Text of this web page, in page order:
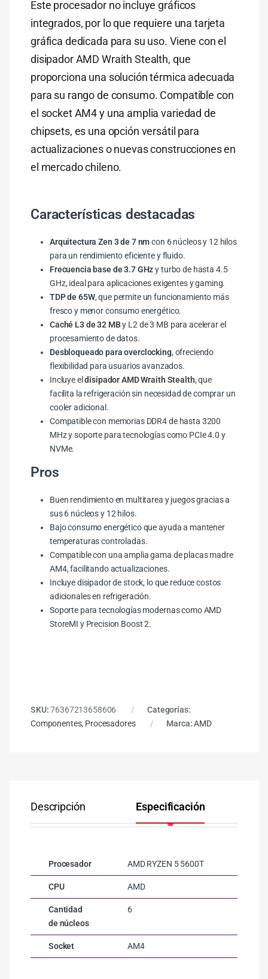
Este procesador no incluye gráficos
integrados, por lo que requiere una tarjeta
gráfica dedicada para su uso. Viene con el
disipador AMD Wraith Stealth, que
proporciona una solución térmica adecuada
para su rango de consumo. Compatible con
el socket AM4 y una amplia variedad de
chipsets, es una opción versátil para
actualizaciones o nuevas construcciones en
el mercado chileno.
Características destacadas
Arquitectura Zen 3 de 7 nmcon 6 núcleos y 12 hilos
para un rendimiento eficiente y fluido.
Frecuencia base de 3.7 GHzy turbo de hasta 4.5
GHz, ideal para aplicaciones exigentes y gaming.
TDP de 65W, que permite un funcionamiento más
fresco y menor consumo energético.
Caché L3 de 32 MBy L2 de 3 MB para acelerar el
procesamiento de datos.
Desbloqueado para overclocking, ofreciendo
flexibilidad para usuarios avanzados.
Incluye eldisipador AMD Wraith Stealth, que
facilita la refrigeración sin necesidad de comprar un
cooler adicional.
Compatible con memorias DDR4 de hasta 3200
MHz y soporte para tecnologías como PCIe 4.0 y
NVMe.
Pros
Buen rendimiento en multitarea y juegos gracias a
sus 6 núcleos y 12 hilos.
Bajo consumo energético que ayuda a mantener
temperaturas controladas.
Compatible con una amplia gama de placas madre
AM4, facilitando actualizaciones.
Incluye disipador de stock, lo que reduce costos
adicionales en refrigeración.
Soporte para tecnologías modernas como AMD
StoreMI y Precision Boost 2.
SKU:76367213658606
Categorías:
Componentes, Procesadores Marca:AMD
Descripción Especificación
Procesador AMD RYZEN 5 5600T
CPU AMD
Cantidad
de núcleos
6
Socket AM4